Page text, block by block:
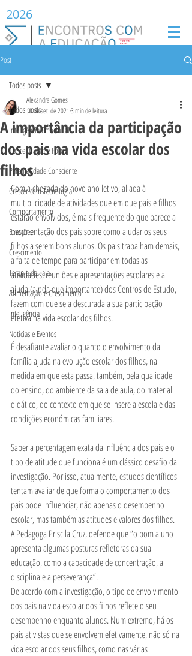
2026
Post
Todos posts
Inteligência Emocional
Concentração e Foco
Parentalidade Consciente
Crescer com Tecnologia
Comportamento
Emoções
Crescimento
Terapia da Fala
Alimentação e Crescimento
Inteligência
Notícias e Eventos
Todos posts
A importância da participação
dos pais na vida escolar dos
filhos
Alexandra Gomes
10 de set. de 2021 3 min de leitura
Com a chegada do novo ano letivo, aliada à
multiplicidade de atividades que em que pais e filhos
estarão envolvidos, é mais frequente do que parece a
desorientação dos pais sobre como ajudar os seus
filhos a serem bons alunos. Os pais trabalham demais,
a falta de tempo para participar em todas as
atividades, reuniões e apresentações escolares e a
ajuda (ainda que importante) dos Centros de Estudo,
fazem com que seja descurada a sua participação
efetiva na vida escolar dos filhos.
É desafiante avaliar o quanto o envolvimento da
família ajuda na evolução escolar dos filhos, na
medida em que esta passa, também, pela qualidade
do ensino, do ambiente da sala de aula, do material
didático, do contexto em que se insere a escola e das
condições económicas familiares.
Saber a percentagem exata da influência dos pais e o
tipo de atitude que funciona é um clássico desafio da
investigação. Por isso, atualmente, estudos científicos
tentam avaliar de que forma o comportamento dos
pais pode influenciar, não apenas o desempenho
escolar, mas também as atitudes e valores dos filhos.
A Pedagoga Priscila Cruz, defende que “o bom aluno
apresenta algumas posturas refletoras da sua
educação, como a capacidade de concentração, a
disciplina e a perseverança”.
De acordo com a investigação, o tipo de envolvimento
dos pais na vida escolar dos filhos reflete o seu
desempenho enquanto alunos. Num extremo, há os
pais ativistas que se envolvem efetivamente, não só na
vida escolar dos seus filhos, como nas várias